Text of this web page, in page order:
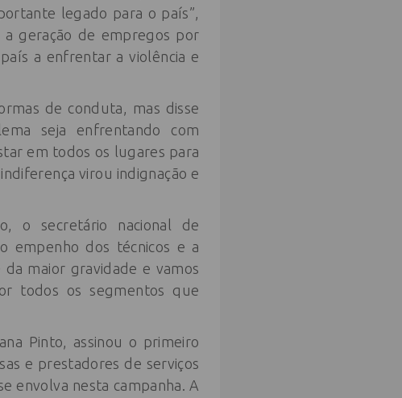
legado para o país”,
geração de empregos por
a enfrentar a violência e
de conduta, mas disse
seja enfrentando com
em todos os lugares para
virou indignação e
o secretário nacional de
empenho dos técnicos e a
maior gravidade e vamos
todos os segmentos que
Pinto, assinou o primeiro
e prestadores de serviços
envolva nesta campanha. A